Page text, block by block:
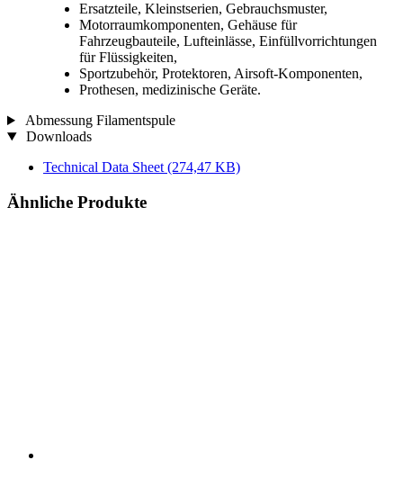
Ersatzteile, Kleinstserien, Gebrauchsmuster,
Motorraumkomponenten, Gehäuse für
Fahrzeugbauteile, Lufteinlässe, Einfüllvorrichtungen
für Flüssigkeiten,
Sportzubehör, Protektoren, Airsoft-Komponenten,
Prothesen, medizinische Geräte.
Abmessung Filamentspule
Downloads
Technical Data Sheet (274,47 KB)
Ähnliche Produkte